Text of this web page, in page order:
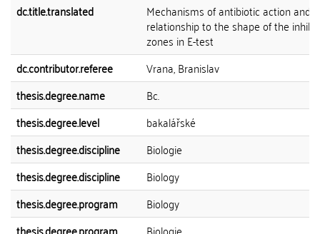
dc.title.translated
Mechanisms of antibiotic action and
relationship to the shape of the
zones in E-test
dc.contributor.referee
Vrana, Branislav
thesis.degree.name
Bc.
thesis.degree.level
bakalářské
thesis.degree.discipline
Biologie
thesis.degree.discipline
Biology
thesis.degree.program
Biology